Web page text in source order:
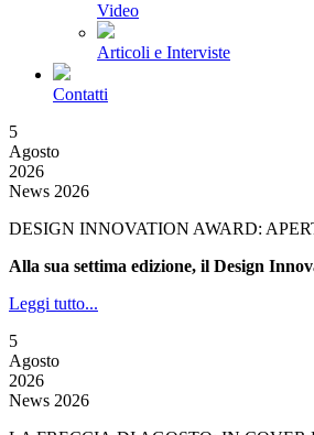
Video
Articoli e Interviste
Contatti
5
Agosto
2026
News 2026
DESIGN INNOVATION AWARD:
Alla sua settima edizione, il Design
Leggi tutto...
5
Agosto
2026
News 2026